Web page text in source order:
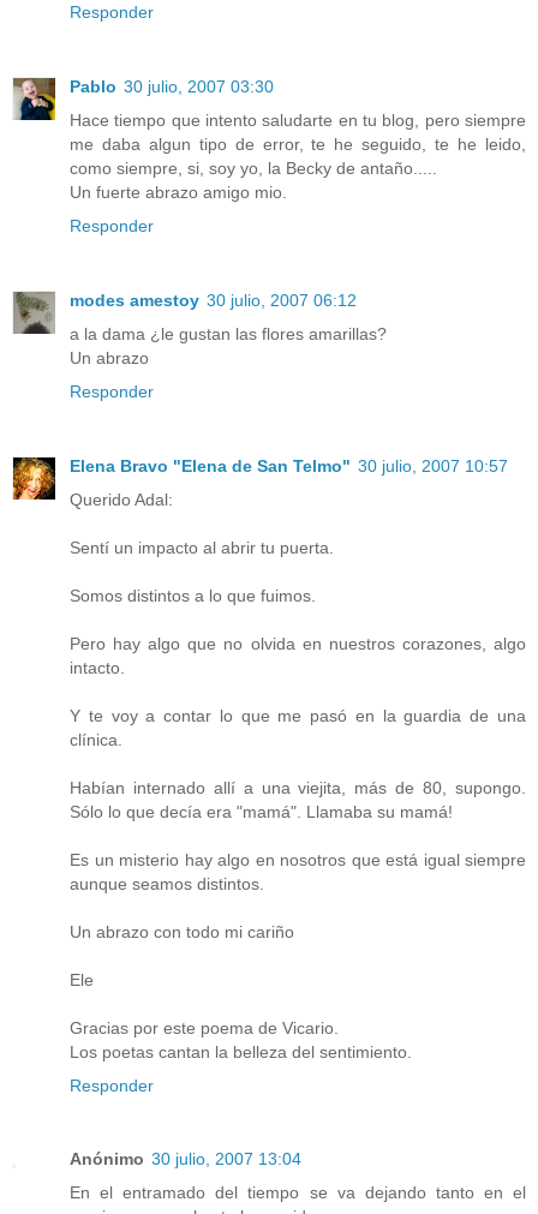
Responder
Pablo 30 julio, 2007 03:30
Hace tiempo que intento saludarte en tu blog, pero siempre
me daba algun tipo de error, te he seguido, te he leido,
como siempre, si, soy yo, la Becky de antaño.....
Un fuerte abrazo amigo mio.
Responder
modes amestoy 30 julio, 2007 06:12
a la dama ¿le gustan las flores amarillas?
Un abrazo
Responder
Elena Bravo "Elena de San Telmo" 30 julio, 2007 10:57
Querido Adal:
Sentí un impacto al abrir tu puerta.
Somos distintos a lo que fuimos.
Pero hay algo que no olvida en nuestros corazones, algo
intacto.
Y te voy a contar lo que me pasó en la guardia de una
clínica.
Habían internado allí a una viejita, más de 80, supongo.
Sólo lo que decía era "mamá". Llamaba su mamá!
Es un misterio hay algo en nosotros que está igual siempre
aunque seamos distintos.
Un abrazo con todo mi cariño
Ele
Gracias por este poema de Vicario.
Los poetas cantan la belleza del sentimiento.
Responder
Anónimo 30 julio, 2007 13:04
En el entramado del tiempo se va dejando tanto en el